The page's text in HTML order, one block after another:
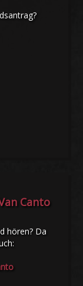
Canto
hören? Da